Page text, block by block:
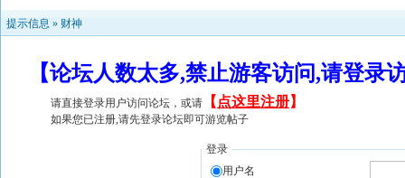
提示信息 » 财神
【论坛人数太多,禁止游客访问,请登
请直接登录用户访问论坛，或请 【 点这里注册】
如果您已注册,请先登录论坛即可游览帖子
登录
用户名